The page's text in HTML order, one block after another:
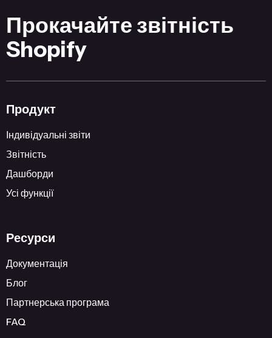
Прокачайте звітність
Shopify
Продукт
Індивідуальні звіти
Звітність
Дашборди
Усі функції
Ресурси
Документація
Блог
Партнерська програма
FAQ